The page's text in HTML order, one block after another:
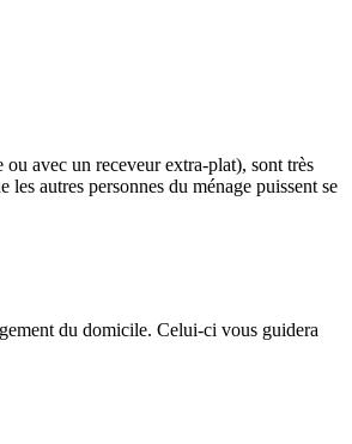
avec un receveur extra-plat), sont très
autres personnes du ménage puissent se
du domicile. Celui-ci vous guidera